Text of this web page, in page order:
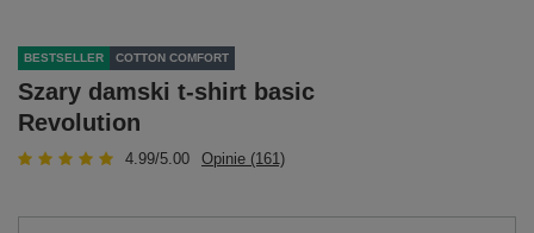
BESTSELLER COTTON COMFORT
Szary damski t-shirt basic
Revolution
4.99/5.00 Opinie (161)